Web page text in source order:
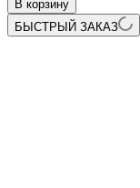
В корзину
БЫСТРЫЙ ЗАКАЗ